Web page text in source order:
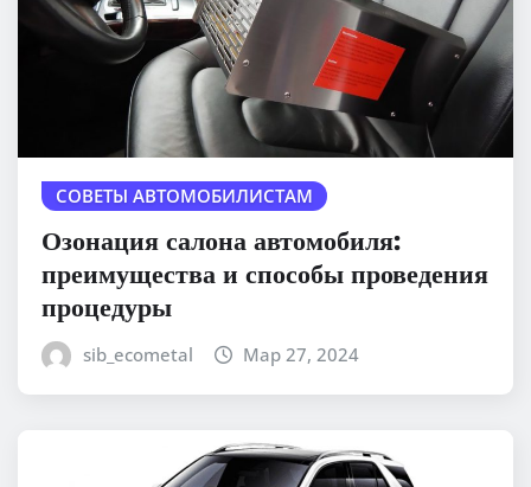
СОВЕТЫ АВТОМОБИЛИСТАМ
Озонация салона автомобиля:
преимущества и способы проведения
процедуры
sib_ecometal Мар 27, 2024